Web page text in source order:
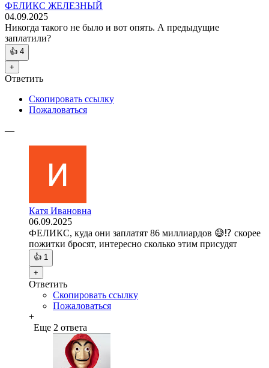
ФЕЛИКС ЖЕЛЕЗНЫЙ
04.09.2025
Никогда такого не было и вот опять. А предыдущие
заплатили?
👍 4
+
Ответить
Скопировать ссылку
Пожаловаться
—
Катя Ивановна
06.09.2025
ФЕЛИКС, куда они заплатят 86 миллиардов 😅⁉️ скорее
пожитки бросят, интересно сколько этим присудят
👍 1
+
Ответить
Скопировать ссылку
Пожаловаться
+
Еще 2 ответа